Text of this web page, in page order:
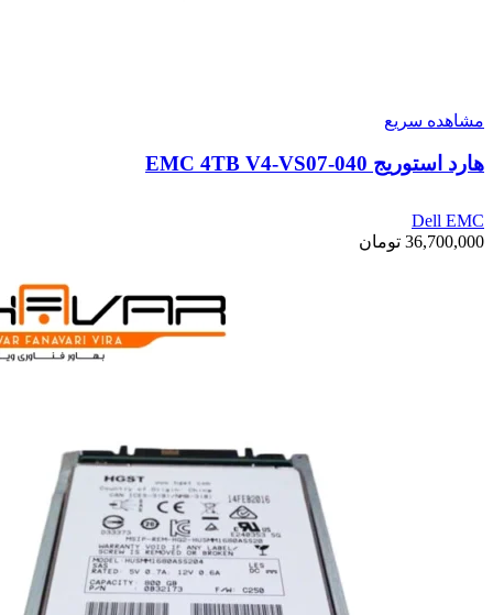
مشاهده سریع
هارد استوریج EMC 4TB V4-VS07-040
Dell EMC
36,700,000 تومان